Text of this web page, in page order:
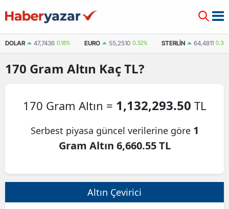
DOLAR 47,7436 0.18% EURO 55,2510 0.32% STERLIN 64,4811
170 Gram Altın Kaç TL?
170 Gram Altın = 1,132,293.50 TL
Serbest piyasa güncel verilerine göre 1
Gram Altın 6,660.55 TL
Altın Çevirici